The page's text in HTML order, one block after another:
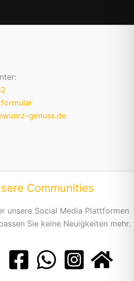
genuss.de
Communities
unsere Social Media Plattformen
Sie keine Neuigkeiten mehr.